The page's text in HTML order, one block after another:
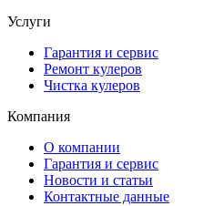
Услуги
Гарантия и сервис
Ремонт кулеров
Чистка кулеров
Компания
О компании
Гарантия и сервис
Новости и статьи
Контактные данные